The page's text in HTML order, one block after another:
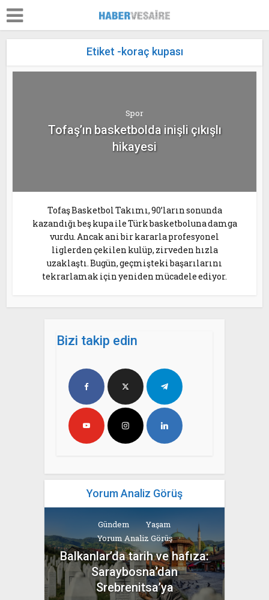
Etiket -koraç kupası
Spor
Tofaş’ın basketbolda inişli çıkışlı
hikayesi
Tofaş Basketbol Takımı, 90’ların sonunda
kazandığı beş kupa ile Türk basketboluna damga
vurdu. Ancak ani bir kararla profesyonel
liglerden çekilen kulüp, zirveden hızla
uzaklaştı. Bugün, geçmişteki başarılarını
tekrarlamak için yeniden mücadele ediyor.
Bizi takip edin
Yorum Analiz Görüş
Gündem
Yaşam
Yorum Analiz Görüş
Balkanlar’da tarih ve hafıza:
Saraybosna’dan
Srebrenitsa’ya